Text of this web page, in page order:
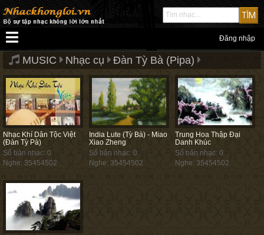
Đăng nhập
MUSIC Nhạc cụ Đàn Tỳ Bà (Pipa)
Nhạc Khí Dân Tộc Việt
(Đàn Tỳ Pà)
Số bản nhạc: 0
Nghe: 35454502
India Lute (Tỳ Bà) - Miao
Xiao Zheng
Số bản nhạc: 0
Nghe: 35454502
Trung Hoa Thập Đại
Danh Khúc
Số bản nhạc: 0
Nghe: 35454502